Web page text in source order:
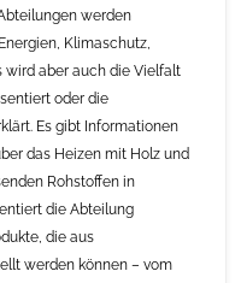
werden
Klimaschutz,
wird aber auch die Vielfalt
oder die
Es gibt Informationen
das Heizen mit Holz und
Rohstoffen in
die Abteilung
die aus
werden können – vom